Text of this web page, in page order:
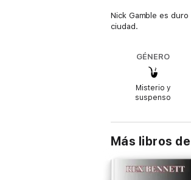
Nick Gamble es
ciudad.
GÉNERO
Misterio y
suspenso
Más libros